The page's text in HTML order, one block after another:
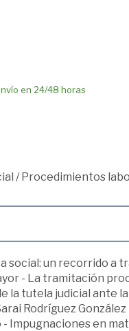
en 24/48 horas
/Procedimientos
un recorrido a
- La tramitación
la tutela judicial ante
Rodríguez
- Impugnaciones en